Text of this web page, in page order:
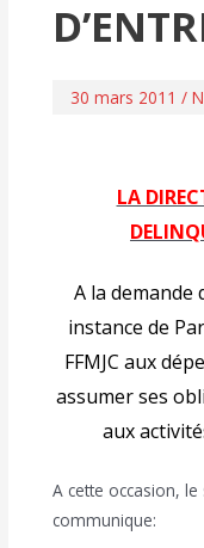
30 mars 2011 /
LA
A la demande
instance de
FFMJC aux
assumer ses
aux
A cette occasion, le
communique: